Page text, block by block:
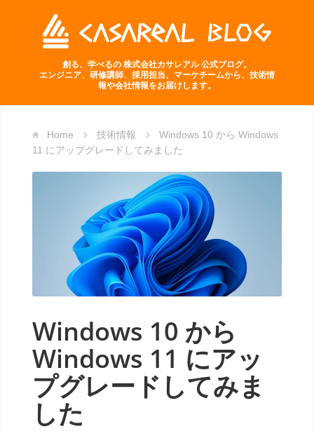
創る、学べるの 株式会社カサレアル 公式ブログ。
エンジニア、研修講師、採用担当、マーケチームから、技術情
報や会社情報をお届けします。
Home 技術情報
Windows 10 から Windows
11 にアップグレードしてみました
Windows 10 から
Windows 11 にアッ
プグレードしてみま
した